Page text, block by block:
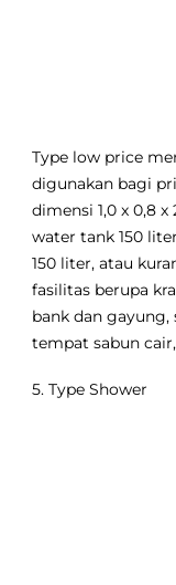
Type low price
digunakan bagi
dimensi 1,0 x 0,8
water tank 150
150 liter, atau
fasilitas berupa
bank dan gayung,
tempat sabun
5. Type Shower